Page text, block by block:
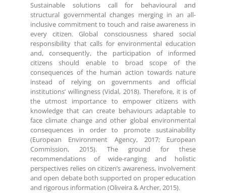
Sustainable solutions call for behavioural and
structural governmental changes merging in an all-
inclusive commitment to touch and raise awareness in
every citizen. Global consciousness shared social
responsibility that calls for environmental education
and, consequently, the participation of informed
citizens should enable to broad scope of the
consequences of the human action towards nature
instead of relying on governments and official
institutions’ willingness (Vidal, 2018). Therefore, it is of
the utmost importance to empower citizens with
knowledge that can create behaviours adaptable to
face climate change and other global environmental
consequences in order to promote sustainability
(European Environment Agency, 2017; European
Commission, 2015). The ground for these
recommendations of wide-ranging and holistic
perspectives relies on citizen’s awareness, involvement
and open debate both supported on proper education
and rigorous information (Oliveira & Archer, 2015).